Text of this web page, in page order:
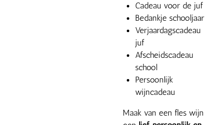
Cadeau voor de juf
Bedankje schooljaar
Verjaardagscadeau
juf
Afscheidscadeau
school
Persoonlijk
wijncadeau
Maak van een fles wijn